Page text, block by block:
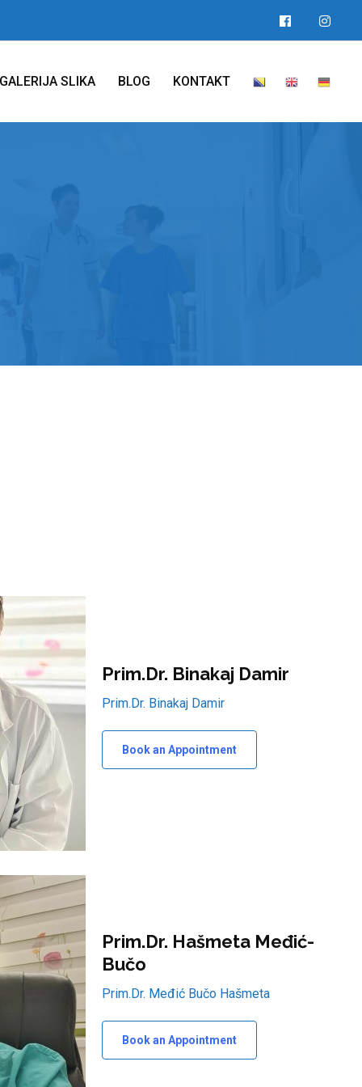
GALERIJA SLIKA BLOG KONTAKT
Prim.Dr. Binakaj Damir
Prim.Dr. Binakaj Damir
Book an Appointment
Prim.dr. Hašmeta Međić-
Bučo
Prim.Dr. Međić Bučo Hašmeta
Book an Appointment